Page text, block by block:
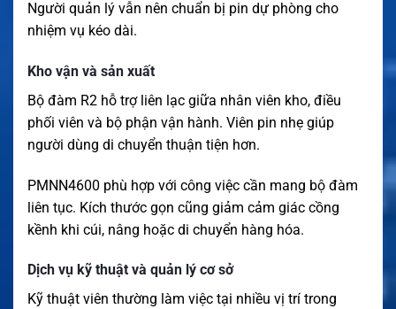
Người quản lý vẫn nên chuẩn bị pin dự phòng cho
nhiệm vụ kéo dài.
Kho vận và sản xuất
Bộ đàm R2 hỗ trợ liên lạc giữa nhân viên kho, điều
phối viên và bộ phận vận hành. Viên pin nhẹ giúp
người dùng di chuyển thuận tiện hơn.
PMNN4600 phù hợp với công việc cần mang bộ đàm
liên tục. Kích thước gọn cũng giảm cảm giác cồng
kềnh khi cúi, nâng hoặc di chuyển hàng hóa.
Dịch vụ kỹ thuật và quản lý cơ sở
Kỹ thuật viên thường làm việc tại nhiều vị trí trong